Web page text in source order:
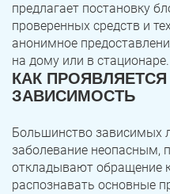
предлагает постановку
проверенных средств и
анонимное
на дому или в стационаре.
КАК
ЗАВИСИМОСТЬ
Большинство зависимых
заболевание неопасным,
откладывают обращение
распознавать основные